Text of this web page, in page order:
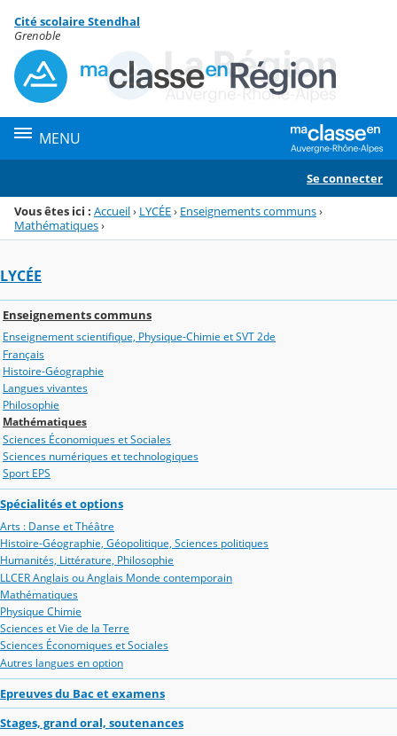
Menu de la rubrique
Contenu
Cité scolaire Stendhal
Grenoble
MENU
Se connecter
Vous êtes ici : Accueil› LYCÉE› Enseignements communs›
Mathématiques›
LYCÉE
Enseignements communs
Enseignement scientifique, Physique-Chimie et SVT 2de
Français
Histoire-Géographie
Langues vivantes
Philosophie
Mathématiques
Sciences Économiques et Sociales
Sciences numériques et technologiques
Sport EPS
Spécialités et options
Arts : Danse et Théâtre
Histoire-Géographie, Géopolitique, Sciences politiques
Humanités, Littérature, Philosophie
LLCER Anglais ou Anglais Monde contemporain
Mathématiques
Physique Chimie
Sciences et Vie de la Terre
Sciences Économiques et Sociales
Autres langues en option
Epreuves du Bac et examens
Stages, grand oral, soutenances